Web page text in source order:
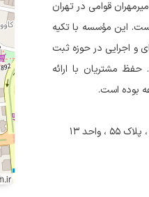
زارعی و امیرمهران قوامی در تهران
این مؤسسه با تکیه
اجرایی در حوزه ثبت
مشتریان با ارائه
بوده است.
۱۳